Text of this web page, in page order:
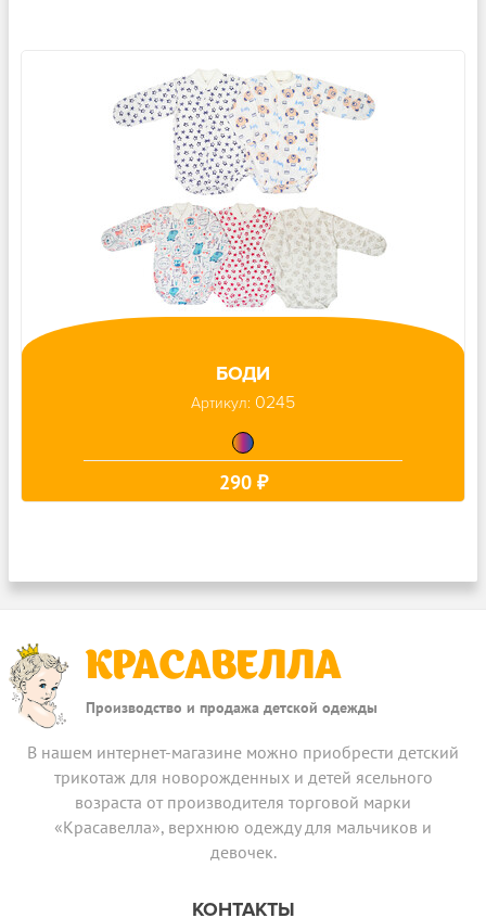
БОДИ
Артикул: 0245
290 ₽
КРАСАВЕЛЛА
Производство и продажа детской одежды
В нашем интернет-магазине можно приобрести детский
трикотаж для новорожденных и детей ясельного
возраста от производителя торговой марки
«Красавелла», верхнюю одежду для мальчиков и
девочек.
КОНТАКТЫ